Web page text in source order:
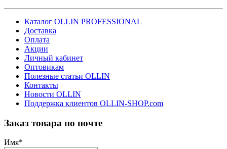
Каталог OLLIN PROFESSIONAL
Доставка
Оплата
Акции
Личный кабинет
Оптовикам
Полезные статьи OLLIN
Контакты
Новости OLLIN
Поддержка клиентов OLLIN-SHOP.com
Заказ товара по почте
Имя*